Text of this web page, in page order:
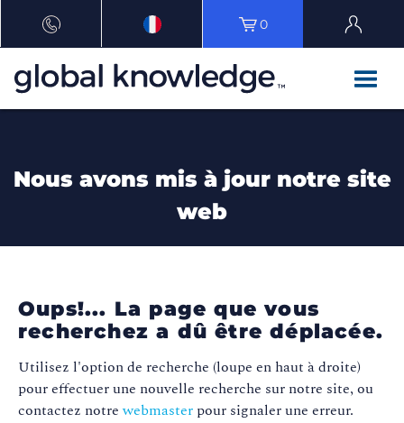
0
Nous avons mis à jour notre site
web
Oups!... La page que vous
recherchez a dû être déplacée.
Utilisez l'option de recherche (loupe en haut à droite)
pour effectuer une nouvelle recherche sur notre site, ou
contactez notrewebmaster pour signaler une erreur.